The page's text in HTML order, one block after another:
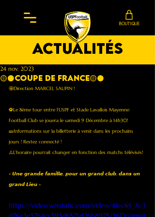
BOUTIQUE
actualités
🟡⚫️COUPE DE FRANCE🟡⚫️
24 nov. 2023
🤩Direction MARCEL SAUPIN !
⚽️Le 8ème tour entre l’USPF et Stade Lavallois Mayenne
Football Club se jouera le samedi 9 Décembre à 14h30!
🎫Informations sur la billetterie à venir dans les prochains
jours ! Restez connecté !
⚠️L’horaire pourrait changer en fonction des matchs télévisés!
« 𝙐𝙣𝙚 𝙜𝙧𝙖𝙣𝙙𝙚 𝙛𝙖𝙢𝙞𝙡𝙡𝙚, 𝙥𝙤𝙪𝙧 𝙪𝙣 𝙜𝙧𝙖𝙣𝙙 𝙘𝙡𝙪𝙗, 𝙙𝙖𝙣𝙨 𝙪𝙣
𝙜𝙧𝙖𝙣𝙙 𝙇𝙞𝙚𝙪 »
https://video.wixstatic.com/video/4fec65_8c3